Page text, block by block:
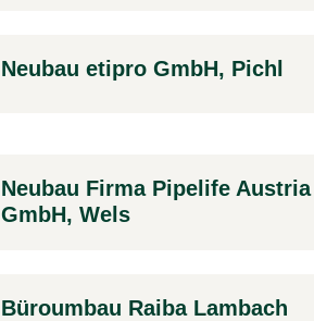
Neubau etipro GmbH, Pichl
Neubau Firma Pipelife Austria
GmbH, Wels
Büroumbau Raiba Lambach